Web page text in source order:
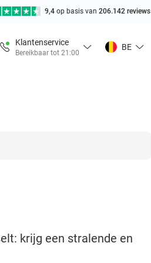
9,4 op basis van 206.142 reviews
Klantenservice
Bereikbaar tot 21:00
BE
krijg een stralende en